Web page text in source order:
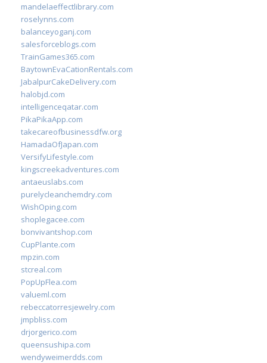
mandelaeffectlibrary.com
roselynns.com
balanceyoganj.com
salesforceblogs.com
TrainGames365.com
BaytownEvaCationRentals.com
JabalpurCakeDelivery.com
halobjd.com
intelligenceqatar.com
PikaPikaApp.com
takecareofbusinessdfw.org
HamadaOfJapan.com
VersifyLifestyle.com
kingscreekadventures.com
antaeuslabs.com
purelycleanchemdry.com
WishOping.com
shoplegacee.com
bonvivantshop.com
CupPlante.com
mpzin.com
stcreal.com
PopUpFlea.com
valueml.com
rebeccatorresjewelry.com
jmpbliss.com
drjorgerico.com
queensushipa.com
wendyweimerdds.com